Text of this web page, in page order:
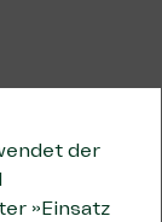
der
»Einsatz